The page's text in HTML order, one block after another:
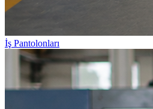
İş Pantolonları